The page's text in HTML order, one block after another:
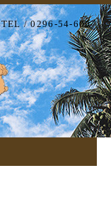
TEL / 0296-54-6007